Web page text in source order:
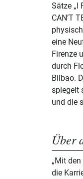
Sätze „I
CAN’T
eine
Firenze
durch
Bilbao.
spiegelt
und die
Über
„Mit
die